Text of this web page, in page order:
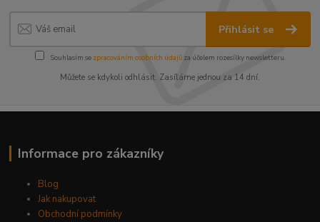
Přihlásit se
Souhlasím se zpracováním osobních údajůza účelem rozesílky newsletteru.
Můžete se kdykoli odhlásit. Zasíláme jednou za 14 dní.
Informace pro zákazníky
Blog
Jak nakupovat
Obchodní podmínky